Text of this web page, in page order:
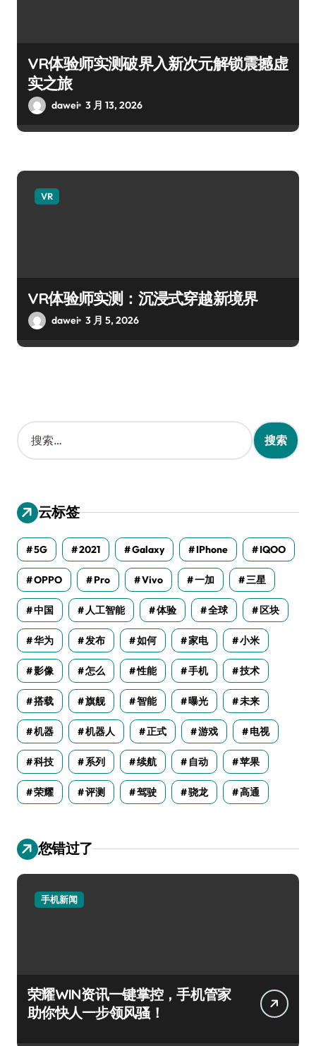
VR体验师实测破界入新次元解锁震撼虚
实之旅
dawei 3 月 13, 2026
VR
VR体验师实测：沉浸式穿越新境界
dawei 3 月 5, 2026
搜
索
：
云标签
5G 2021 Galaxy IPhone IQOO
OPPO Pro Vivo 一加 三星
中国 人工智能 体验 全球 区块
华为 发布 如何 家电 小米
影像 怎么 性能 手机 技术
搭载 旗舰 智能 曝光 未来
机器 机器人 正式 游戏 电视
科技 系列 续航 自动 苹果
荣耀 评测 驾驶 骁龙 高通
您错过了
手机新闻
荣耀WIN资讯一键掌控，手机管家
助你快人一步领风骚！